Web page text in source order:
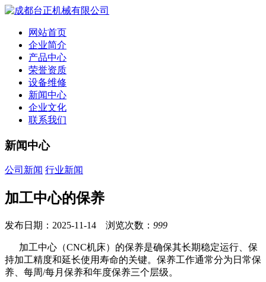
网站首页
企业简介
产品中心
荣誉资质
设备维修
新闻中心
企业文化
联系我们
新闻中心
公司新闻 行业新闻
加工中心的保养
发布日期：2025-11-14 浏览次数： 999
加工中心（CNC机床）的保养是确保其长期稳定运行、保
持加工精度和延长使用寿命的关键。保养工作通常分为日常保
养、每周/每月保养和年度保养三个层级。